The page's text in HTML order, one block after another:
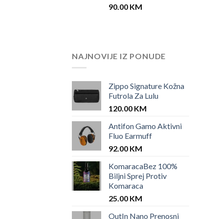
90.00 KM
NAJNOVIJE IZ PONUDE
Zippo Signature Kožna
Futrola Za Lulu
120.00 KM
Antifon Gamo Aktivni
Fluo Earmuff
92.00 KM
KomaracaBez 100%
Biljni Sprej Protiv
Komaraca
25.00 KM
OutIn Nano Prenosni